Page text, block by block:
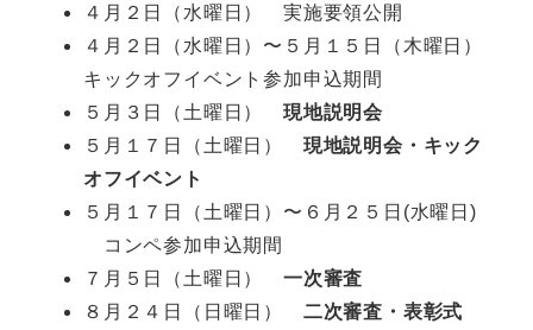
４月２日（水曜日） 実施要領公開
４月２日（水曜日）〜５月１５日（木曜日）
キックオフイベント参加申込期間
５月３日（土曜日）
現地説明会
５月１７日（土曜日）
現地説明会・キック
オフイベント
５月１７日（土曜日）〜６月２５日(水曜日)
コンペ参加申込期間
７月５日（土曜日）
一次審査
８月２４日（日曜日）
二次審査・表彰式